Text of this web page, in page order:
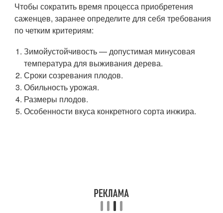
Чтобы сократить время процесса приобретения
саженцев, заранее определите для себя требования
по четким критериям:
Зимойустойчивость — допустимая минусовая
температура для выживания дерева.
Сроки созревания плодов.
Обильность урожая.
Размеры плодов.
Особенности вкуса конкретного сорта инжира.